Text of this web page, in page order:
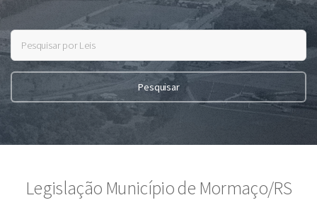
Legislação Município de Mormaço/RS